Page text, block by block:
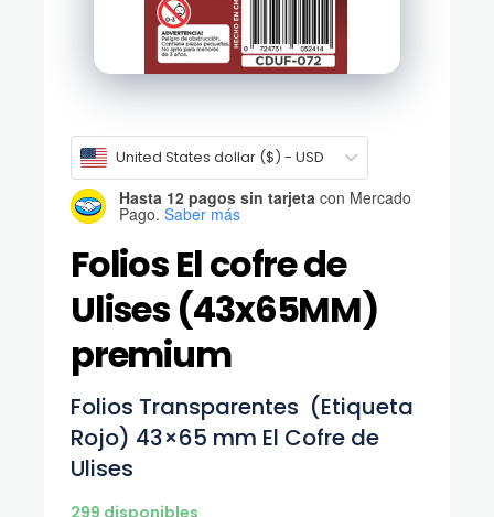
Folios El cofre de
Ulises (43x65MM)
premium
United States dollar ($) - USD
Folios Transparentes (Etiqueta
Rojo) 43×65 mm El Cofre de
Ulises
Hasta 12 pagos sin tarjeta con Mercado
Pago. Saber más